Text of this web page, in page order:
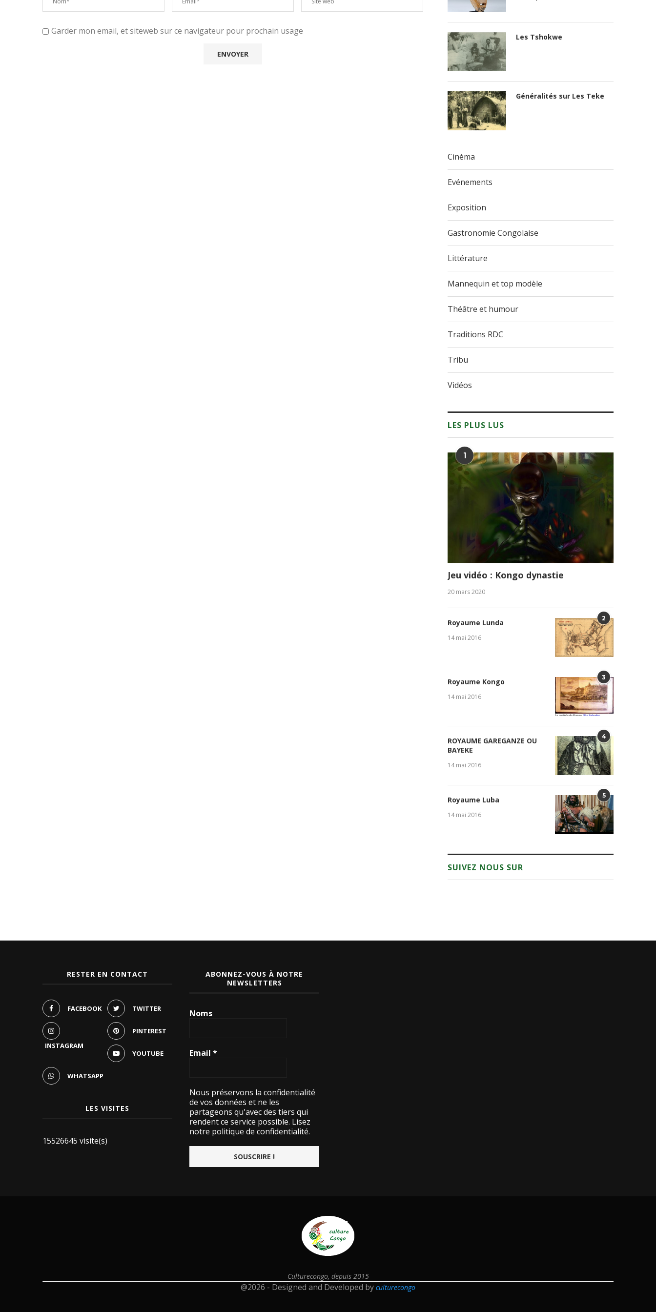
Garder mon email, et siteweb sur ce navigateur pour prochain usage
Les Tshokwe
Généralités sur Les Teke
Cinéma
Evénements
Exposition
Gastronomie Congolaise
Littérature
Mannequin et top modèle
Théâtre et humour
Traditions RDC
Tribu
Vidéos
LES PLUS LUS
1
Jeu vidéo : Kongo dynastie
20 mars 2020
2
Royaume Lunda
14 mai 2016
3
Royaume Kongo
14 mai 2016
4
ROYAUME GAREGANZE OU
BAYEKE
14 mai 2016
5
Royaume Luba
14 mai 2016
SUIVEZ NOUS SUR
RESTER EN CONTACT
FACEBOOK TWITTER
INSTAGRAM
PINTEREST
YOUTUBE
WHATSAPP
LES VISITES
15526645 visite(s)
ABONNEZ-VOUS À NOTRE
NEWSLETTERS
Noms
Email*
Nous préservons la confidentialité
de vos données et ne les
partageons qu'avec des tiers qui
rendent ce service possible. Lisez
notre politique de confidentialité.
Culturecongo, depuis 2015
@2026 - Designed and Developed by culturecongo